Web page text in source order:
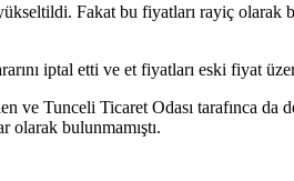
Fakat bu fiyatları rayiç
iptal etti ve et fiyatları eski fiyat
ve Tunceli Ticaret Odası tarafınca
olarak bulunmamıştı.